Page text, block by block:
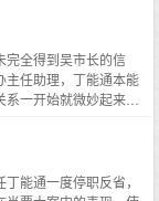
由于身处逼良为娼的
入深渊。
完全得到吴市长的信
主任助理，丁能通本能
一开始就微妙起来。
理金伟民迷失在自己
起的民营企业蝎神集
结而出逃，引发了清
能通一度停职反省，